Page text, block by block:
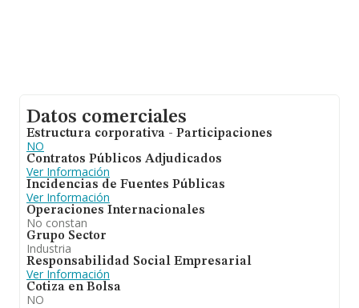
Datos comerciales
Estructura corporativa - Participaciones
NO
Contratos Públicos Adjudicados
Ver Información
Incidencias de Fuentes Públicas
Ver Información
Operaciones Internacionales
No constan
Grupo Sector
Industria
Responsabilidad Social Empresarial
Ver Información
Cotiza en Bolsa
NO